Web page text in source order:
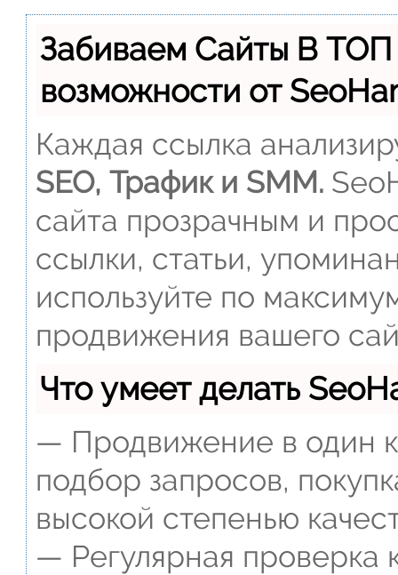
Забиваем Сайты В
возможности от
Каждая ссылка
SEO, Трафик и SMM.
сайта прозрачным и
ссылки, статьи,
используйте по
продвижения вашего
Что умеет делать
— Продвижение в один
подбор запросов,
высокой степенью
— Регулярная проверка